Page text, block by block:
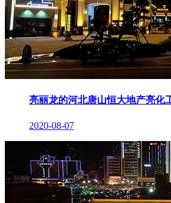
亮丽龙的河北唐山恒大地产亮化
2020-08-07